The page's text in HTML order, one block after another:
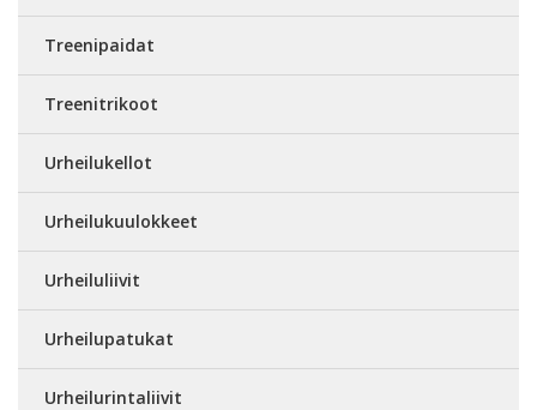
Treenipaidat
Treenitrikoot
Urheilukellot
Urheilukuulokkeet
Urheiluliivit
Urheilupatukat
Urheilurintaliivit